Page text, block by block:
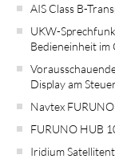
AIS Class B-
UKW-
Bedieneinheit im
Display am
Navtex
FURUNO HUB
Iridium